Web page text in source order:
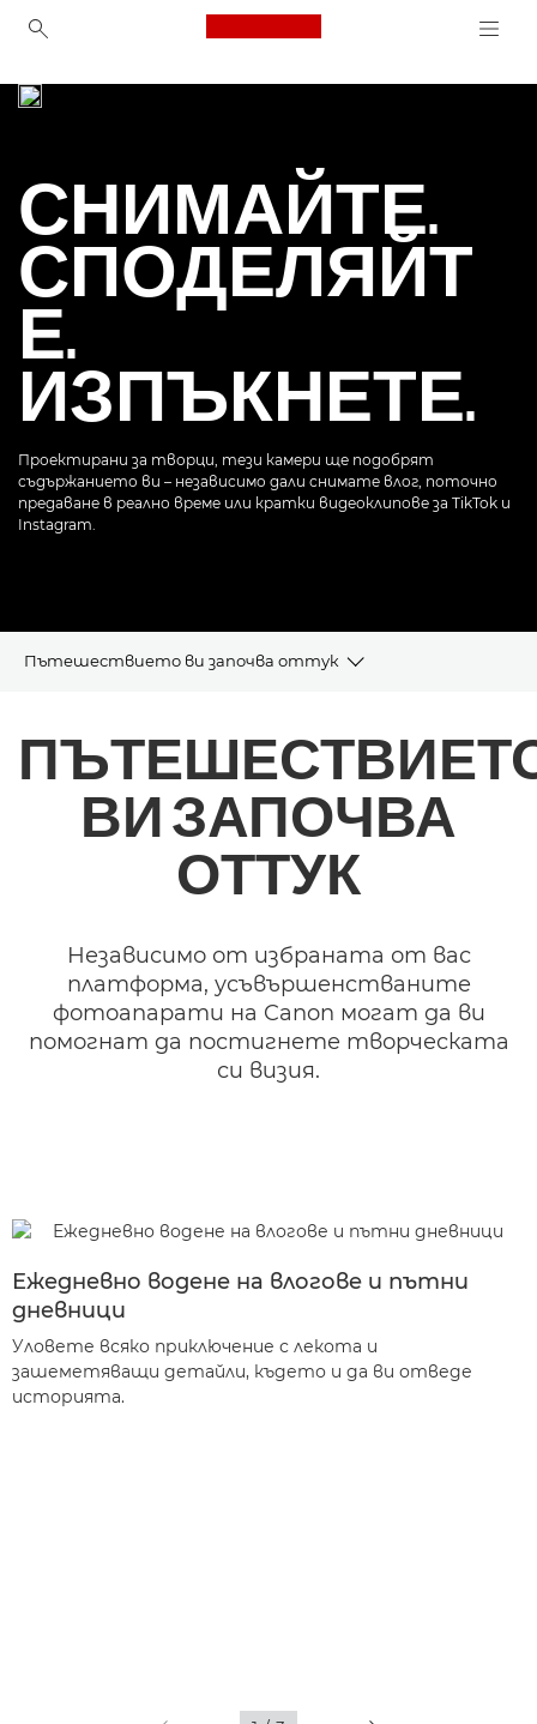
Canon Logo, back to
СНИМАЙТЕ.
СПОДЕЛЯЙТ
Е.
ИЗПЪКНЕТЕ.
Проектирани за творци, тези камери ще подобрят
съдържанието ви – независимо дали снимате влог, поточно
предаване в реално време или кратки видеоклипове за TikTok и
Instagram.
Пътешествието ви започва оттук
Професионални камери за влогове
Съвети и техники
Често задавани въпроси
ВИ ЗАПОЧВА
ОТТУК
Независимо от избраната от вас
платформа, усъвършенстваните
фотоапарати на Canon могат да ви
помогнат да постигнете творческата
си визия.
Ежедневно водене на влогове и пътни
дневници
Уловете всяко приключение с лекота и
зашеметяващи детайли, където и да ви отведе
историята.